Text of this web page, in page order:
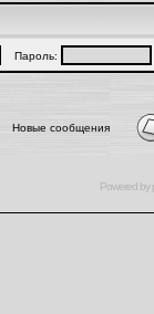
Пароль:
Новые сообщения
Powered by